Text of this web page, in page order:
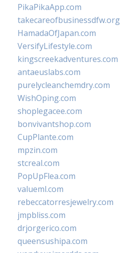
PikaPikaApp.com
takecareofbusinessdfw.org
HamadaOfJapan.com
VersifyLifestyle.com
kingscreekadventures.com
antaeuslabs.com
purelycleanchemdry.com
WishOping.com
shoplegacee.com
bonvivantshop.com
CupPlante.com
mpzin.com
stcreal.com
PopUpFlea.com
valueml.com
rebeccatorresjewelry.com
jmpbliss.com
drjorgerico.com
queensushipa.com